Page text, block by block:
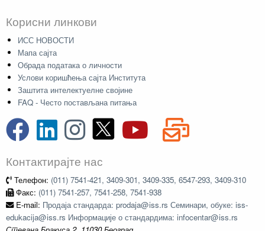
Корисни линкови
ИСС НОВОСТИ
Мапа сајта
Обрада података о личности
Услови коришћења сајта Института
Заштита интелектуелне својине
FAQ - Често постављана питања
Контактирајте нас
Телефон: (011) 7541-421, 3409-301, 3409-335, 6547-293, 3409-310
Факс: (011) 7541-257, 7541-258, 7541-938
E-mail: Продаја стандарда: prodaja@iss.rs Семинари, обуке: iss-
edukacija@iss.rs Информације о стандардима: infocentar@iss.rs